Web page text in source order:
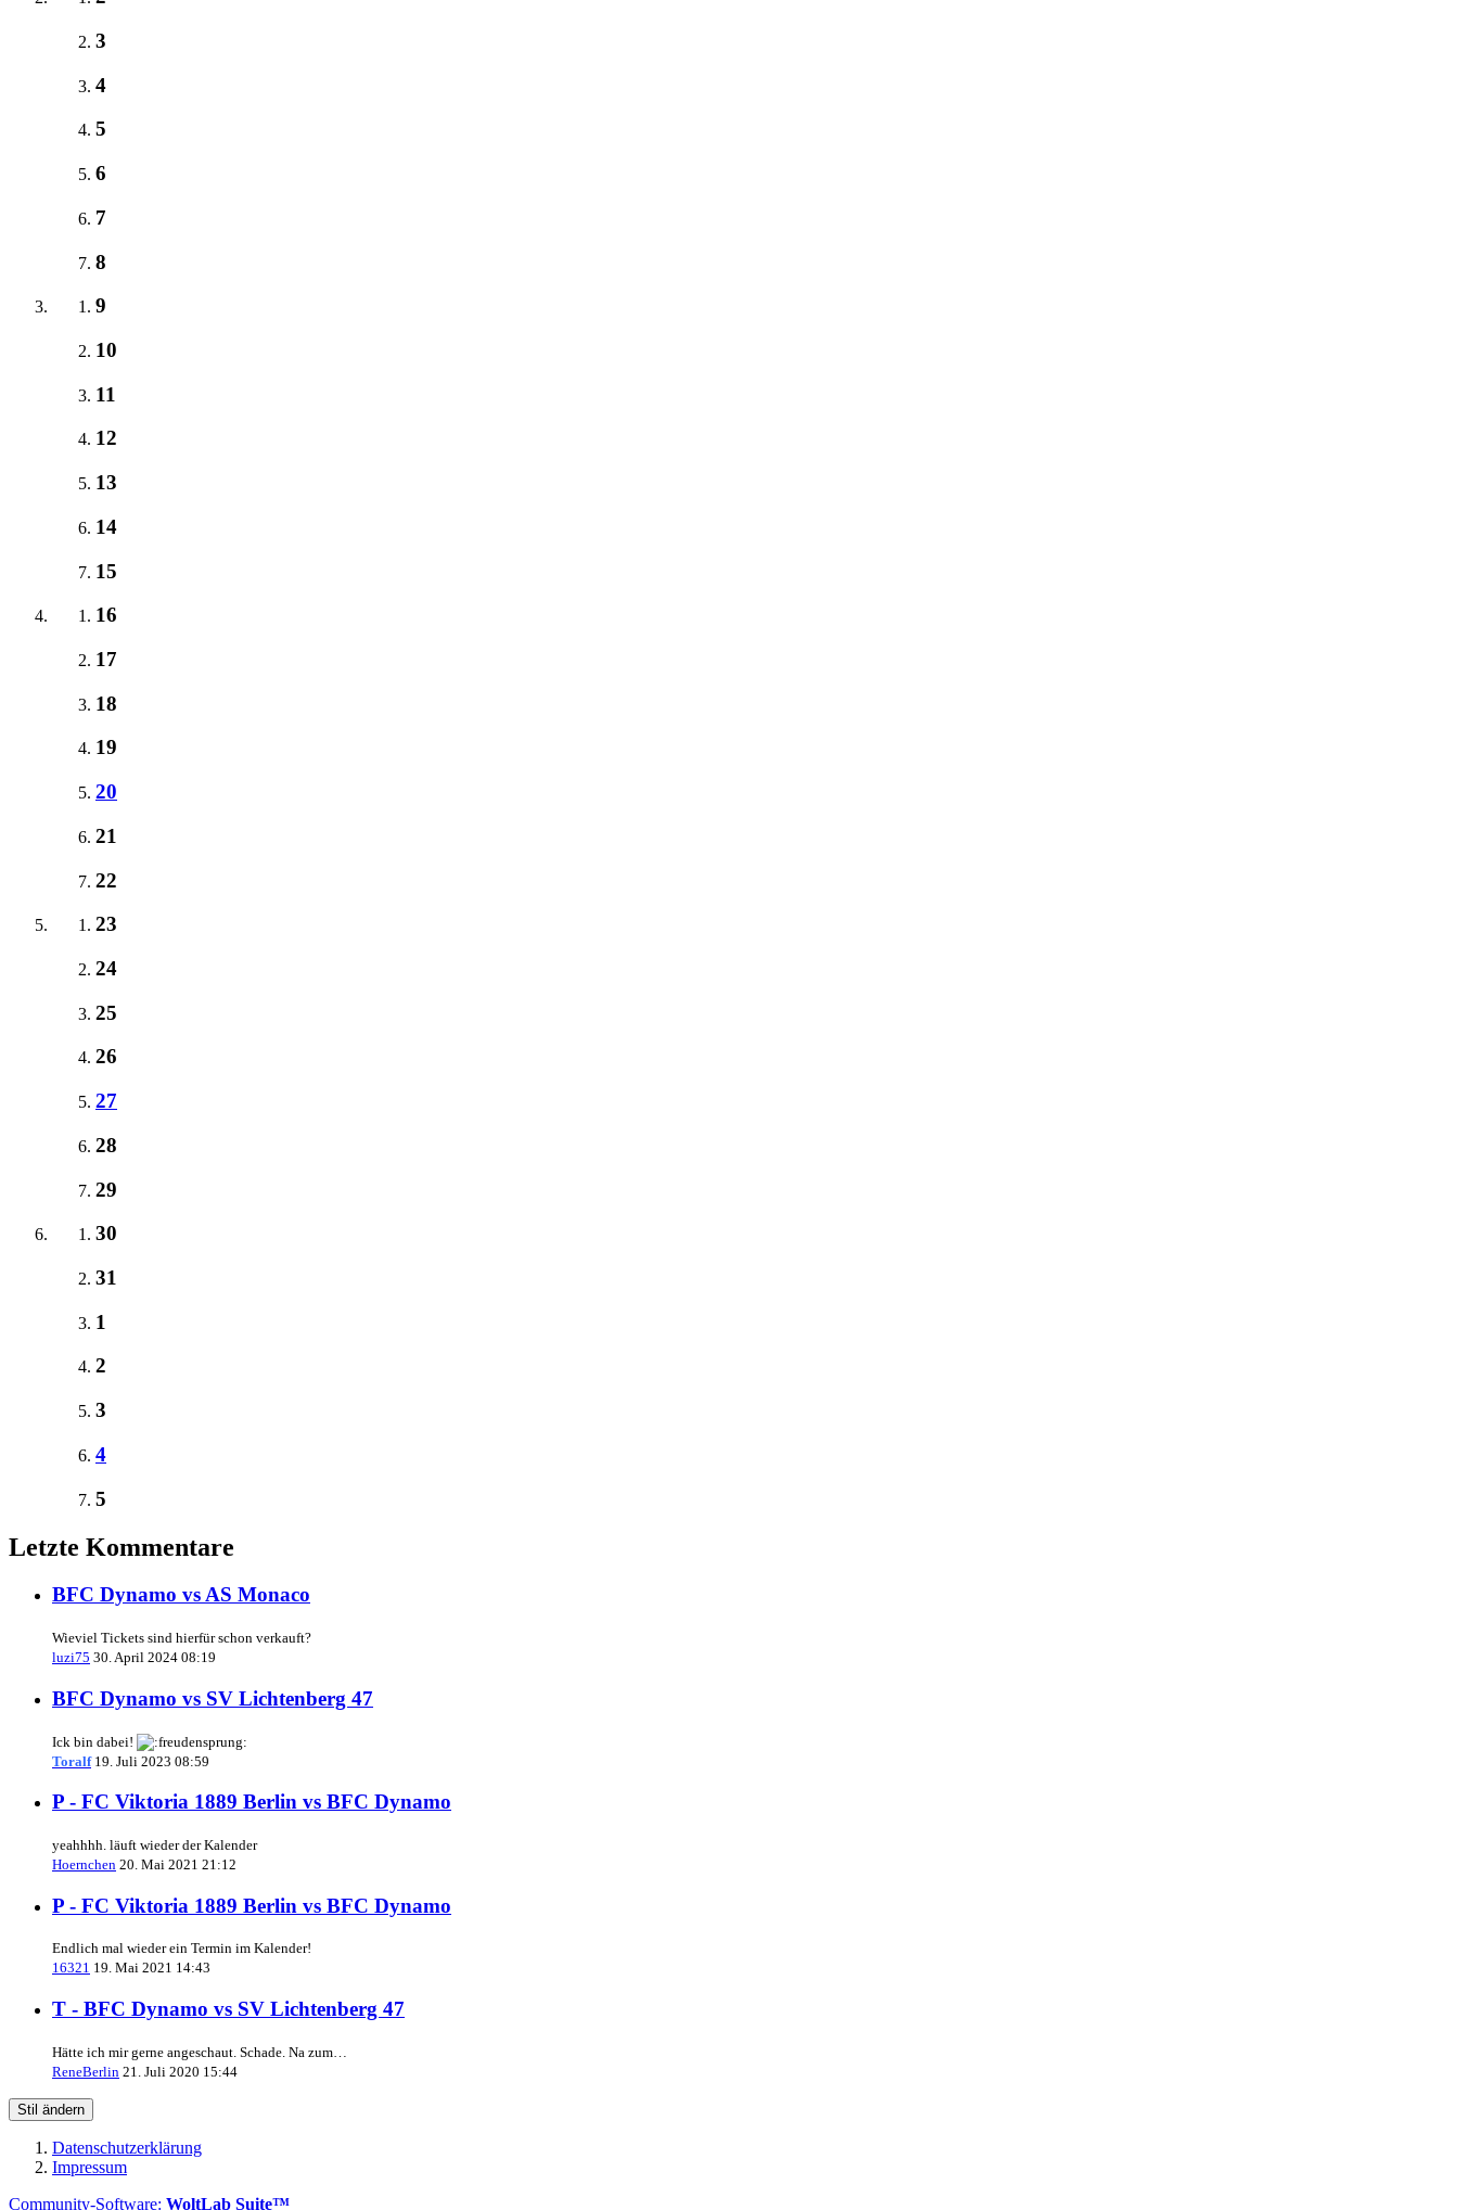
3
4
5
6
7
8
9
10
11
12
13
14
15
16
17
18
19
20
21
22
23
24
25
26
27
28
29
30
31
1
2
3
4
5
Letzte Kommentare
BFC Dynamo vs AS Monaco
Wieviel Tickets sind hierfür schon verkauft?
luzi75 30. April 2024 08:19
BFC Dynamo vs SV Lichtenberg 47
Ick bin dabei!
Toralf 19. Juli 2023 08:59
P - FC Viktoria 1889 Berlin vs BFC Dynamo
yeahhhh. läuft wieder der Kalender
Hoernchen 20. Mai 2021 21:12
P - FC Viktoria 1889 Berlin vs BFC Dynamo
Endlich mal wieder ein Termin im Kalender!
16321 19. Mai 2021 14:43
T - BFC Dynamo vs SV Lichtenberg 47
Hätte ich mir gerne angeschaut. Schade. Na zum…
ReneBerlin 21. Juli 2020 15:44
Stil ändern
Datenschutzerklärung
Impressum
Community-Software: WoltLab Suite™